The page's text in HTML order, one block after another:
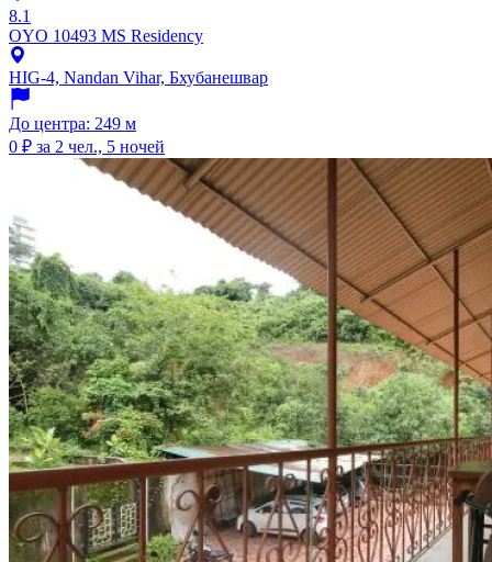
8.1
OYO 10493 MS Residency
HIG-4, Nandan Vihar, Бхубанешвар
До центра: 249 м
0 ₽ за 2 чел., 5 ночей